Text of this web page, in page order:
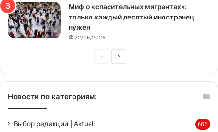
Миф о «спасительных мигрантах»:
только каждый десятый иностранец
нужен
22/05/2026
Предыдущая
Следующая
Новости по категориям:
Выбор редакции | Aktuell 665